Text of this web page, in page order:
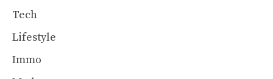
Tech
Lifestyle
Immo